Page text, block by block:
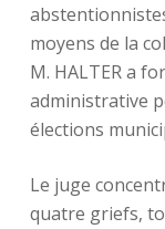
moyens de la
M. HALTER a
administrative
élections
Le juge
quatre griefs,